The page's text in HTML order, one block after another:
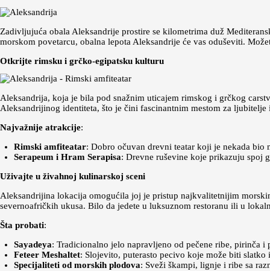
Zadivljujuća obala Aleksandrije prostire se kilometrima duž
morskom povetarcu, obalna lepota Aleksandrije će vas oduševiti.
Otkrijte rimsku i grčko-egipatsku kulturu
Aleksandrija, koja je bila pod snažnim uticajem rimskog i grčkog
Aleksandrijinog identiteta, što je čini fascinantnim mestom za ljubitelje
Najvažnije atrakcije:
Rimski amfiteatar: Dobro očuvan drevni teatar koji je nekada bio
Serapeum i Hram Serapisa: Drevne ruševine koje prikazuju spoj
Uživajte u živahnoj kulinarskoj sceni
Aleksandrijina lokacija omogućila joj je pristup najkvalitetnijim
severnoafričkih ukusa. Bilo da jedete u luksuznom restoranu ili u
Šta probati:
Sayadeya: Tradicionalno jelo napravljeno od pečene ribe, pirinča i
Feteer Meshaltet: Slojevito, puterasto pecivo koje može biti slatko
Specijaliteti od morskih plodova: Sveži škampi, lignje i ribe sa